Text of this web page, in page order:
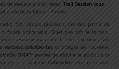
de beaucoup d’athlètes. Trail Session vous
née de la Maison Brooks…
fait depuis plusieurs années partie de
foulée universelle. Quel que soit le terrain,
escarpé ou roulant… elle est dans son
versions précédentes et intègre de nouvelles
DNA™ permet de réduire le poids de la
et le système Caterpillaroffre un déroulé